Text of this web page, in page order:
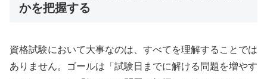
かを把握する
資格試験において大事なのは、すべてを理解することでは
ありません。ゴールは「試験日までに解ける問題を増やす